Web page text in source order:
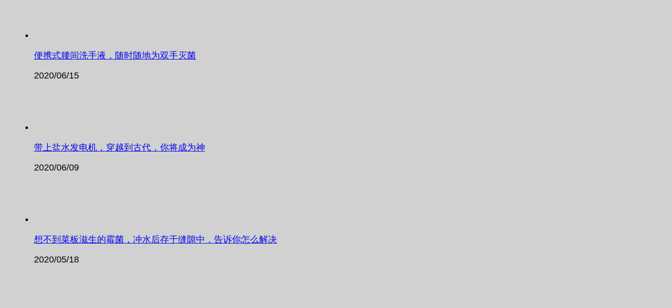
便携式腰间洗手液，随时随地为双手灭菌
2020/06/15
带上盐水发电机，穿越到古代，你将成为神
2020/06/09
想不到菜板滋生的霉菌，冲水后存于缝隙中，告诉你怎么解决
2020/05/18